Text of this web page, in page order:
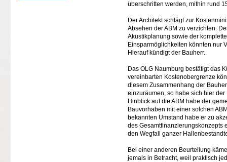
überschritten werden, mithin rund
Der Architekt schlägt zur
Absehen der ABM zu verzichten.
Akustikplanung sowie der
Einsparmöglichkeiten könnten nur
Hierauf kündigt der Bauherr.
Das OLG Naumburg bestätigt das
vereinbarten Kostenobergrenze
diesem Zusammenhang der
einzuräumen, so habe sich hier
Hinblick auf die ABM habe der
Bauvorhaben mit einer solchen
bekannten Umstand habe er zu
des Gesamtfinanzierungskonzepts
den Wegfall ganzer
Bei einer anderen Beurteilung
jemals in Betracht, weil praktisch